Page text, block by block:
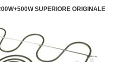
SUPERIORE ORIGINALE